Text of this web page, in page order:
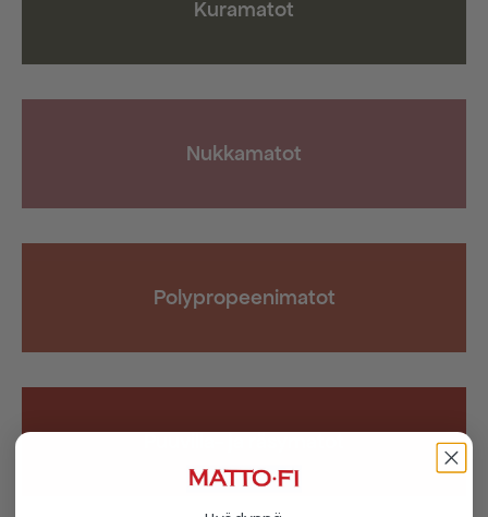
Kuramatot
Nukkamatot
Polypropeenimatot
Puuvilla- ja räsymatot